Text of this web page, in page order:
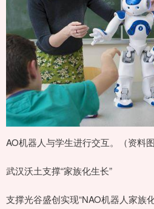
AO机器人与学生进行交互。（资料图
武汉沃土支撑“家族化生长”
支撑光谷盛创实现“NAO机器人家族